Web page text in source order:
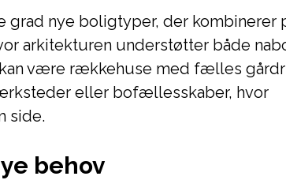
grad nye boligtyper, der kombinerer
arkitekturen understøtter både
være rækkehuse med fælles
eller bofællesskaber, hvor
side.
behov